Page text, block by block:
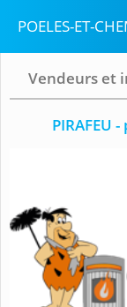
POELES-ET-
Vendeurs et
PIRAFEU